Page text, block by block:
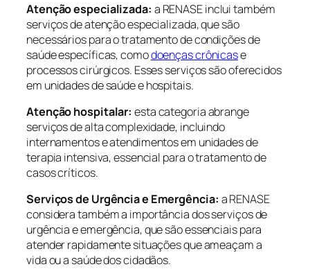
Atenção especializada: a RENASE inclui também
serviços de atenção especializada, que são
necessários para o tratamento de condições de
saúde específicas, comodoenças crônicase
processos cirúrgicos. Esses serviços são oferecidos
em unidades de saúde e hospitais.
Atenção hospitalar: esta categoria abrange
serviços de alta complexidade, incluindo
internamentos e atendimentos em unidades de
terapia intensiva, essencial para o tratamento de
casos críticos.
Serviços de Urgência e Emergência: a RENASE
considera também a importância dos serviços de
urgência e emergência, que são essenciais para
atender rapidamente situações que ameaçam a
vida ou a saúde dos cidadãos.